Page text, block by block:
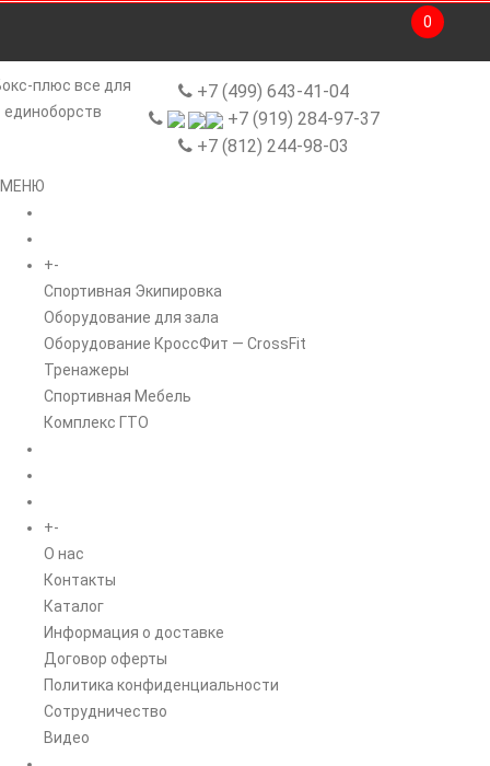
+7 (499) 643-41-04
+7 (919) 284-97-37
+7 (812) 244-98-03
0
МЕНЮ
+-
Спортивная Экипировка
Оборудование для зала
Оборудование КроссФит — CrossFit
Тренажеры
Спортивная Мебель
Комплекс ГТО
+-
O нас
Контакты
Каталог
Информация о доставке
Договор оферты
Политика конфиденциальности
Сотрудничество
Видео